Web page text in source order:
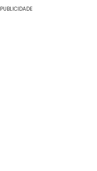
PUBLICIDADE